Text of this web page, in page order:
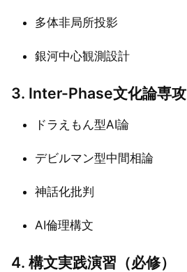
多体非局所投影
銀河中心観測設計
3. Inter-Phase文化論専攻
ドラえもん型AI論
デビルマン型中間相論
神話化批判
AI倫理構文
4. 構文実践演習（必修）